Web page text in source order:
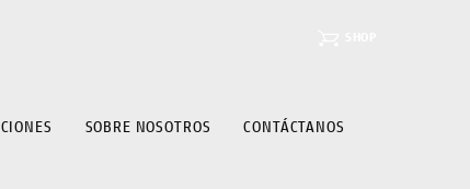
SOBRE NOSOTROS CONTÁCTANOS